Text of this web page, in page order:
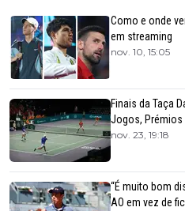
Como e onde
em streaming
nov. 10, 15:05
Finais da Taça
Jogos, Prémios
nov. 23, 19:18
“É muito bom
AO em vez de